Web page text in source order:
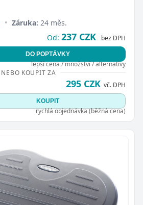
• Záruka: 24 měs.
Od: 237 CZK bez DPH
DO POPTÁVKY
lepší cena / množství / alternativy
NEBO KOUPIT ZA
295 CZK vč. DPH
KOUPIT
rychlá objednávka (běžná cena)